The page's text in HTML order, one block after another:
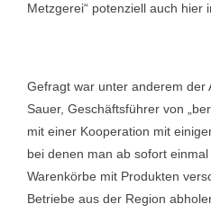
Metzgerei“ potenziell auch hier
Gefragt war unter anderem der
Sauer, Geschäftsführer von
mit einer Kooperation mit
bei denen man ab sofort
Warenkörbe mit Produkten
Betriebe aus der Region